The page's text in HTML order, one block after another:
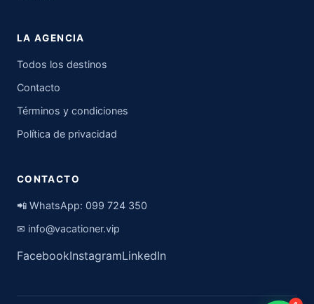
LA AGENCIA
Todos los destinos
Contacto
Términos y condiciones
Política de privacidad
CONTACTO
📲 WhatsApp: 099 724 350
✉ info@vacationer.vip
FacebookInstagramLinkedIn